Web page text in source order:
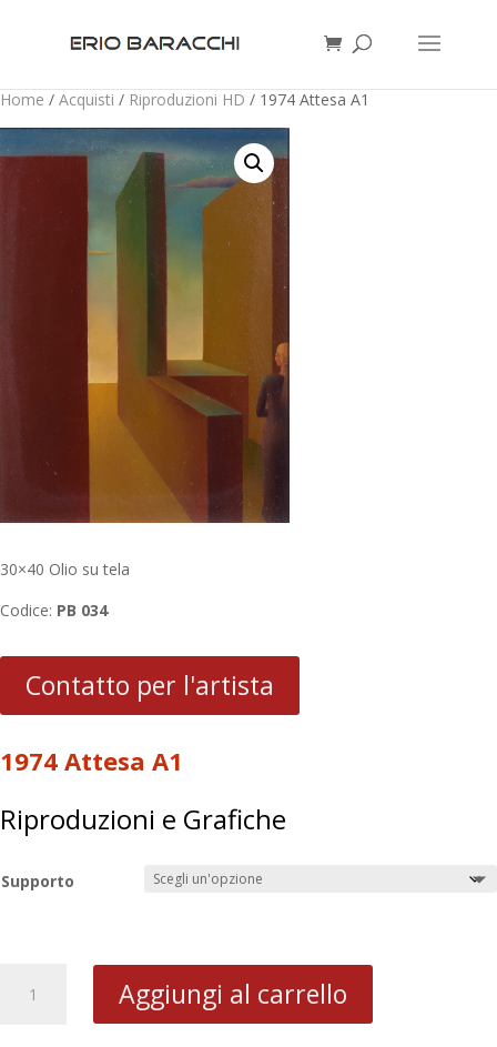
Home / Acquisti / Riproduzioni HD / 1974 Attesa A1
30×40 Olio su tela
Codice: PB 034
Contatto per l'artista
1974 Attesa A1
Riproduzioni e Grafiche
Supporto
Attesa
Aggiungi al carrello